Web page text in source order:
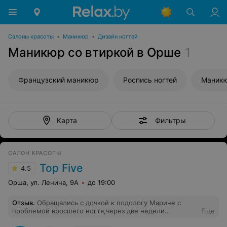
Салоны красоты • Маникюр • Дизайн ногтей
Маникюр со втиркой в Орше 1
Французский маникюр Роспись ногтей
Карта Фильтры
САЛОН КРАСОТЫ
4.5 Top Five
Орша, ул. Ленина, 9А до 19:00
Отзыв. Обращались с дочкой к подологу Марине с
проблемой вросшего ногтя,через две недели
Еще